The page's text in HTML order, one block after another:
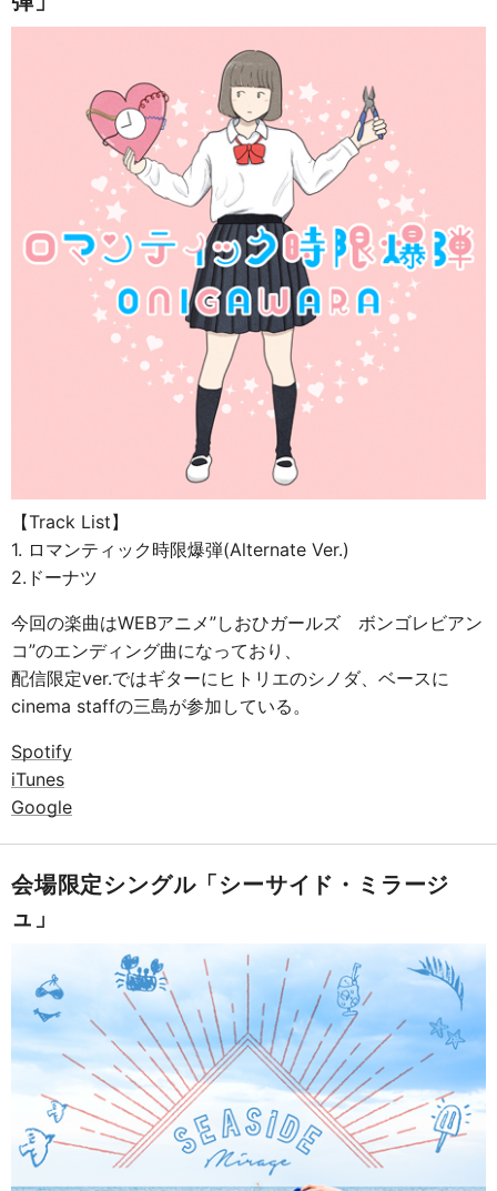
【Track List】
1. ロマンティック時限爆弾(Alternate Ver.)
2.ドーナツ
今回の楽曲はWEBアニメ”しおひガールズ ボンゴレビアン
コ”のエンディング曲になっており、
配信限定ver.ではギターにヒトリエのシノダ、ベースに
cinema staffの三島が参加している。
Spotify
iTunes
Google
会場限定シングル「シーサイド・ミラージ
ュ」